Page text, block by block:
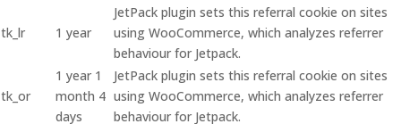
tk_lr 1 year
JetPack plugin sets this referral cookie on sites
using WooCommerce, which analyzes referrer
behaviour for Jetpack.
tk_or
1 year 1
month 4
days
JetPack plugin sets this referral cookie on sites
using WooCommerce, which analyzes referrer
behaviour for Jetpack.